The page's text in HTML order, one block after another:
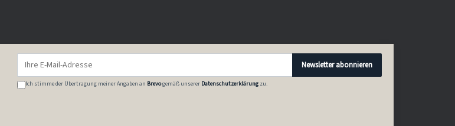
Newsletter abonnieren
Ich stimme der Übertragung meiner Angaben an Brevogemäß unserer Datenschutzerklärung zu.